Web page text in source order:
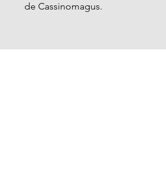
de Cassinomagus.